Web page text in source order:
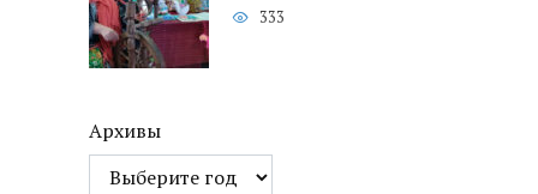
333
Архивы